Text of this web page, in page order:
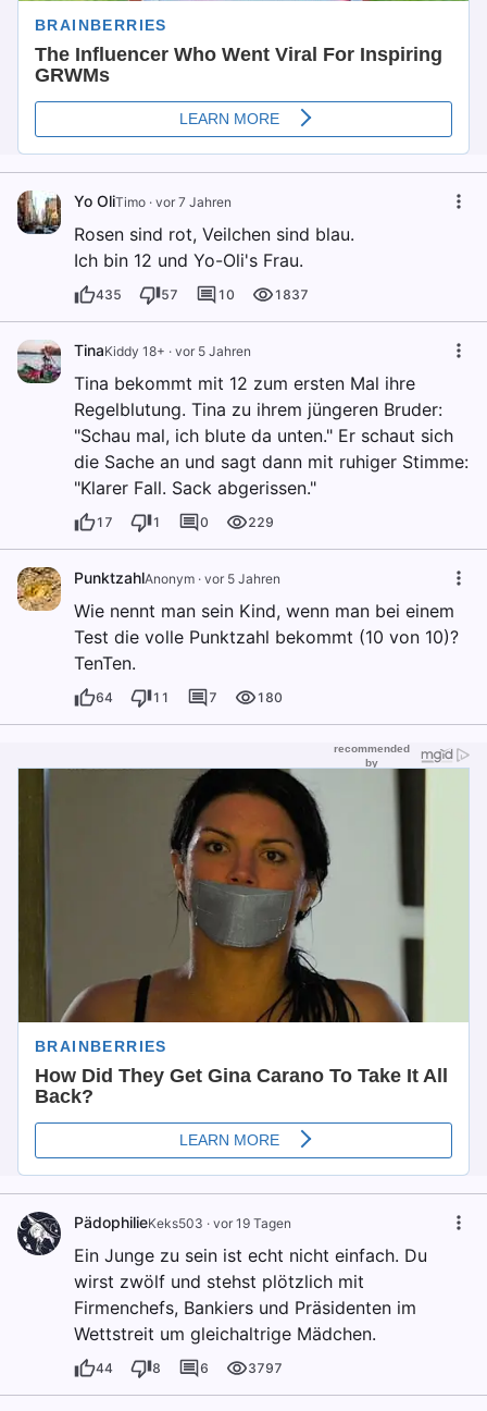
Yo OliTimo · vor 7 Jahren
Rosen sind rot, Veilchen sind blau.
Ich bin 12 und Yo-Oli's Frau.
435 57 10 1837
TinaKiddy 18+ · vor 5 Jahren
Tina bekommt mit 12 zum ersten Mal ihre
Regelblutung. Tina zu ihrem jüngeren Bruder:
"Schau mal, ich blute da unten." Er schaut sich
die Sache an und sagt dann mit ruhiger Stimme:
"Klarer Fall. Sack abgerissen."
17 1 0 229
PunktzahlAnonym · vor 5 Jahren
Wie nennt man sein Kind, wenn man bei einem
Test die volle Punktzahl bekommt (10 von 10)?
TenTen.
64 11 7 180
PädophilieKeks503 · vor 19 Tagen
Ein Junge zu sein ist echt nicht einfach. Du
wirst zwölf und stehst plötzlich mit
Firmenchefs, Bankiers und Präsidenten im
Wettstreit um gleichaltrige Mädchen.
44 8 6 3797